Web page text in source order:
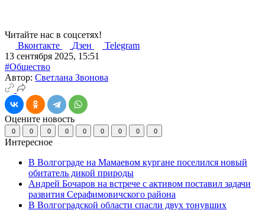
Читайте нас в соцсетях!
Вконтакте
Дзен
Telegram
13 сентября 2025, 15:51
#Общество
Автор: Светлана Звонова
Оцените новость
0 0 0 0 0 0 0 0 0
Интересное
В Волгограде на Мамаевом кургане поселился новый
обитатель дикой природы
Андрей Бочаров на встрече с активом поставил задачи
развития Серафимовичского района
В Волгоградской области спасли двух тонувших